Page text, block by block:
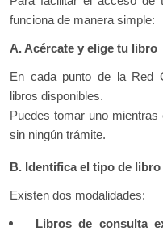
funciona de manera simple:
A. Acércate y elige tu libro
En cada punto de la Red
libros disponibles.
Puedes tomar uno
sin ningún trámite.
B. Identifica el tipo de libro
Existen dos modalidades:
Libros de consulta